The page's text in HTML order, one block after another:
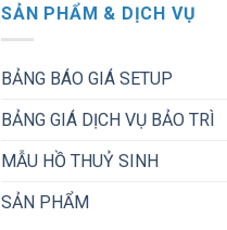
SẢN PHẨM & DỊCH VỤ
BẢNG BÁO GIÁ SETUP
BẢNG GIÁ DỊCH VỤ BẢO TRÌ
MẪU HỒ THUỶ SINH
SẢN PHẨM